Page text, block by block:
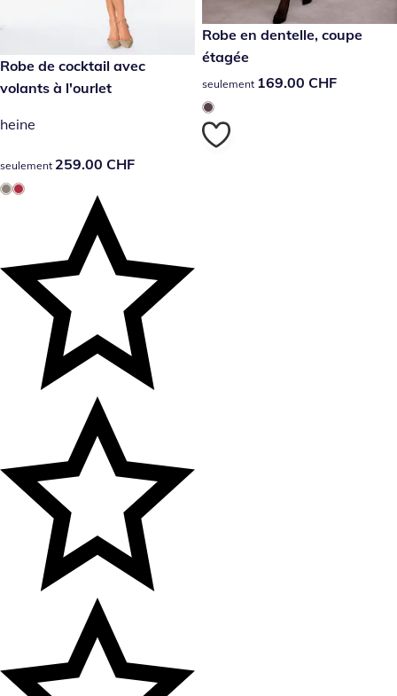
259.00 CHF
Robe de cocktail avec
volants à l'ourlet
heine
259.00 CHF
seulement 259.00 CHF
169.00 CHF
Robe en dentelle, coupe
étagée
169.00 CHF
seulement 169.00 CHF